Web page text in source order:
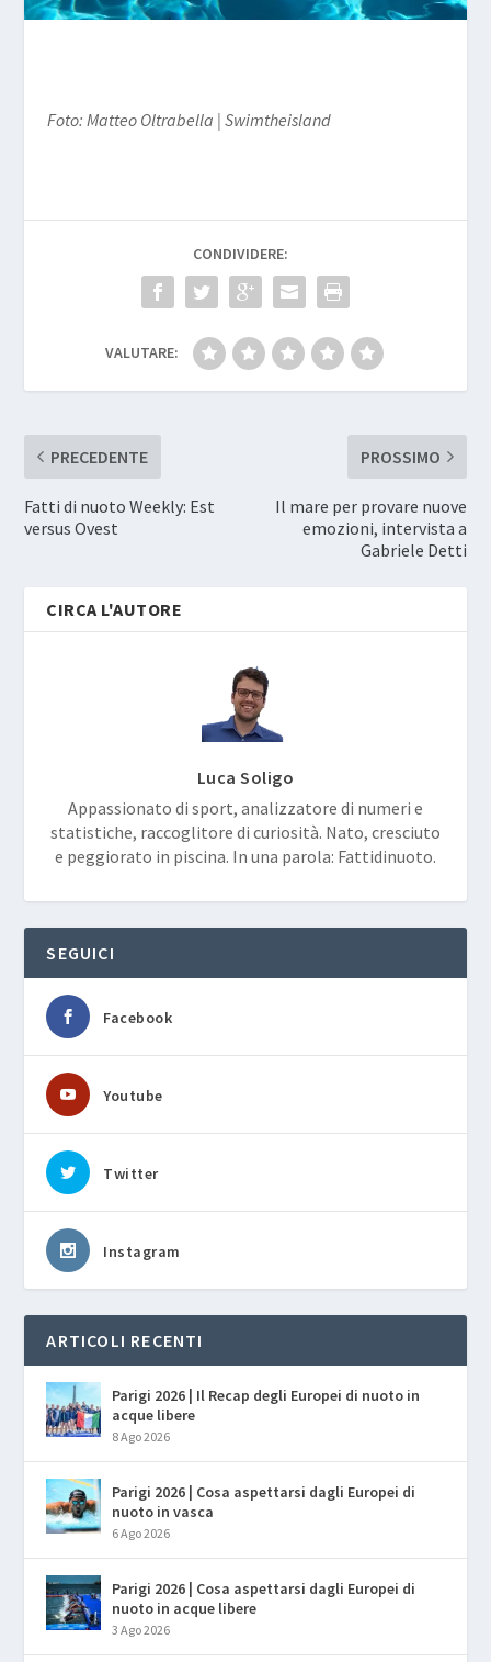
Foto: Matteo Oltrabella | Swimtheisland
CONDIVIDERE:
VALUTARE:
PRECEDENTE
Fatti di nuoto Weekly: Est
versus Ovest
PROSSIMO
Il mare per provare nuove
emozioni, intervista a
Gabriele Detti
CIRCA L'AUTORE
Luca Soligo
Appassionato di sport, analizzatore di numeri e
statistiche, raccoglitore di curiosità. Nato, cresciuto
e peggiorato in piscina. In una parola: Fattidinuoto.
SEGUICI
Facebook
Youtube
Twitter
Instagram
ARTICOLI RECENTI
Parigi 2026 | Il Recap degli Europei di nuoto in
acque libere
8 Ago 2026
Parigi 2026 | Cosa aspettarsi dagli Europei di
nuoto in vasca
6 Ago 2026
Parigi 2026 | Cosa aspettarsi dagli Europei di
nuoto in acque libere
3 Ago 2026